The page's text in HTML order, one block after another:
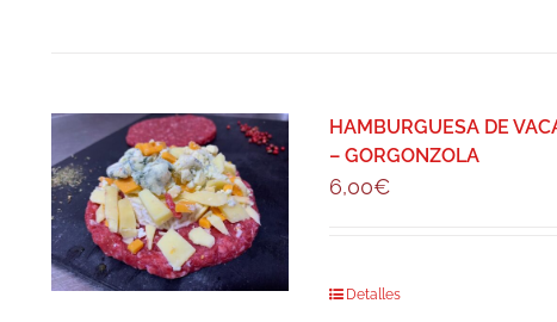
HAMBURGUESA DE
– GORGONZOLA
6,00€
Detalles